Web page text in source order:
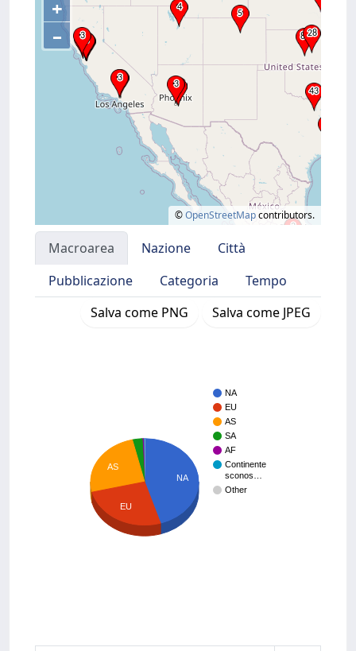
+
–
©OpenStreetMapcontributors.
Macroarea Nazione
Città
Pubblicazione
Categoria
Tempo
Salva come PNG
Salva come JPEG
NA
EU
AS
SA
AF
Continente
sconos…
Other
NA
AS
EU